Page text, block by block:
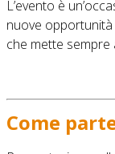
L’evento è
nuove
che mette
Come